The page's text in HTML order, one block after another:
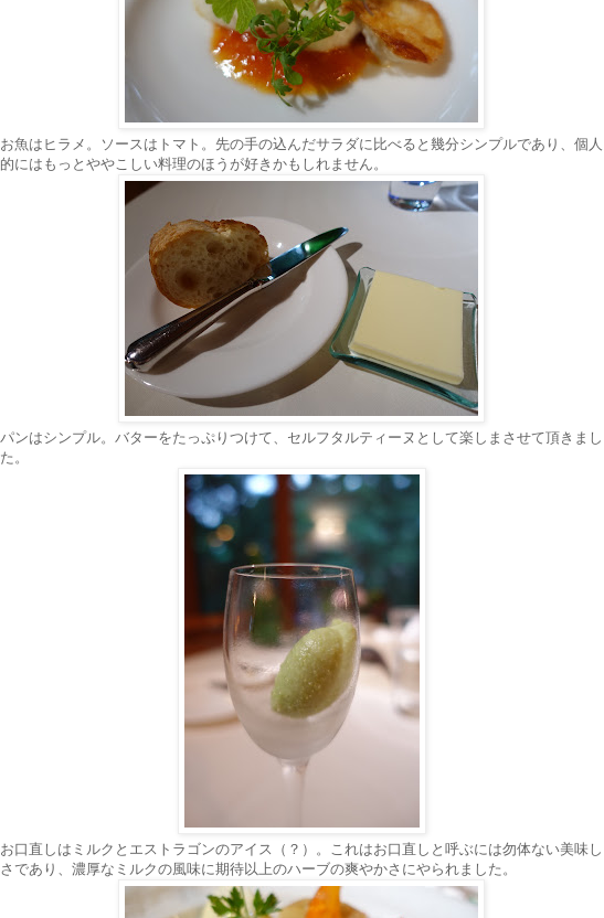
お魚はヒラメ。ソースはトマト。先の手の込んだサラダに比べると幾分シンプルであり、個人
的にはもっとややこしい料理のほうが好きかもしれません。
パンはシンプル。バターをたっぷりつけて、セルフタルティーヌとして楽しまさせて頂きまし
た。
お口直しはミルクとエストラゴンのアイス（？）。これはお口直しと呼ぶには勿体ない美味し
さであり、濃厚なミルクの風味に期待以上のハーブの爽やかさにやられました。